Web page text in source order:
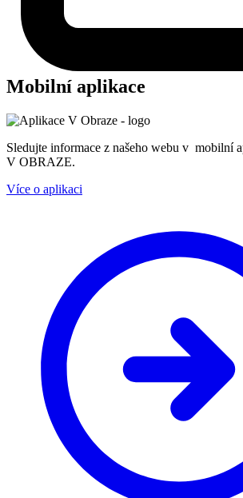
Mobilní aplikace
Sledujte informace z našeho webu v mobilní
V OBRAZE.
Více o aplikaci